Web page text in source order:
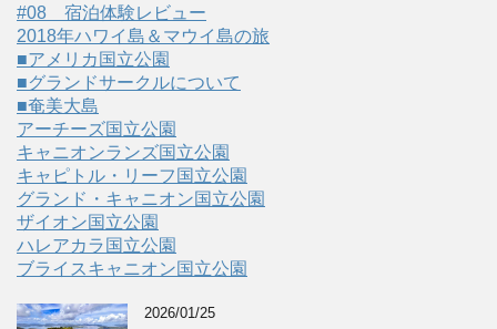
#08 宿泊体験レビュー
2018年ハワイ島＆マウイ島の旅
■アメリカ国立公園
■グランドサークルについて
■奄美大島
アーチーズ国立公園
キャニオンランズ国立公園
キャピトル・リーフ国立公園
グランド・キャニオン国立公園
ザイオン国立公園
ハレアカラ国立公園
ブライスキャニオン国立公園
2026/01/25